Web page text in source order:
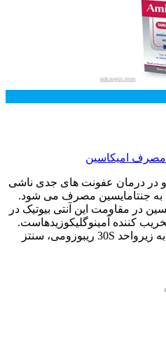
مصرف امیکاسین
در درمان عفونت های جدی ناشی
به جنتامایسین مصرف می شود.
در مقاومت این آنتی بیوتیک در
کننده آمینوگلیکوزیدهاست.
مکانیسم اثر امیکاسین با اتصال به زیرواحد 30S ریبوزومی، سنتز